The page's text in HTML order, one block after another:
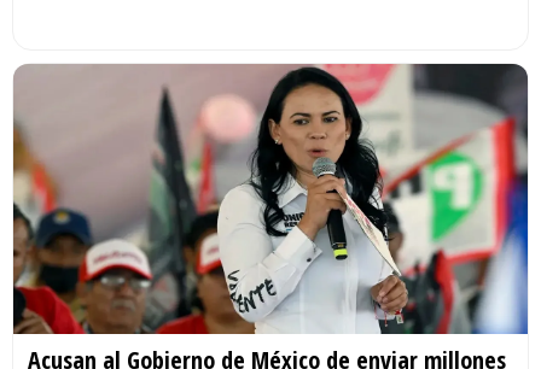
Acusan al Gobierno de México de enviar millones